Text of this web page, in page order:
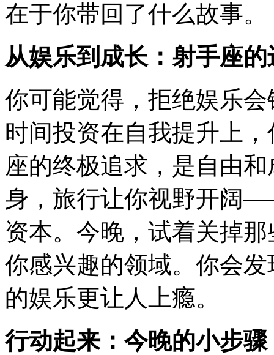
在于你带回了什么故事。
从娱乐到成长：射手座
你可能觉得，拒绝娱乐
时间投资在自我提升上
座的终极追求，是自由
身，旅行让你视野开阔
资本。今晚，试着关掉
你感兴趣的领域。你会
的娱乐更让人上瘾。
行动起来：今晚的小步骤